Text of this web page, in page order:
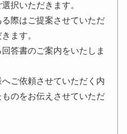
択いただきます。
る際はご提案させていただ
ます。
回答書のご案内をいたしま
へご依頼させていただく内
のをお伝えさせていただ